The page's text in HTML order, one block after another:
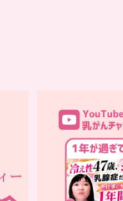
YouTube
新
シコリ